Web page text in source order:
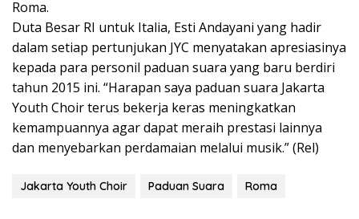
Roma.
Duta Besar RI untuk Italia, Esti Andayani yang hadir
dalam setiap pertunjukan JYC menyatakan apresiasinya
kepada para personil paduan suara yang baru berdiri
tahun 2015 ini. “Harapan saya paduan suara Jakarta
Youth Choir terus bekerja keras meningkatkan
kemampuannya agar dapat meraih prestasi lainnya
dan menyebarkan perdamaian melalui musik.” (Rel)
Jakarta Youth Choir Paduan Suara Roma